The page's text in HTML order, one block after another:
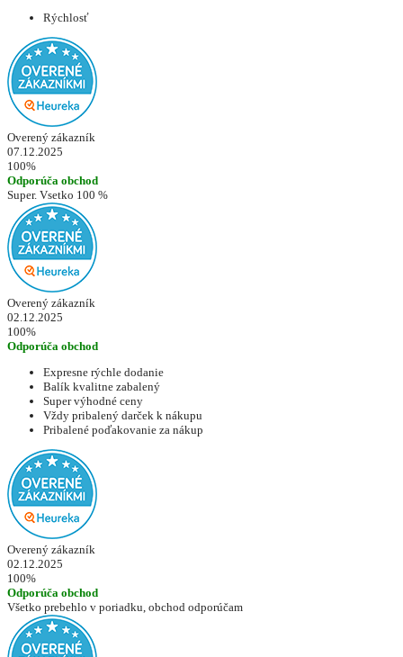
Rýchlosť
Overený zákazník
07.12.2025
100%
Odporúča obchod
Super. Vsetko 100 %
Overený zákazník
02.12.2025
100%
Odporúča obchod
Expresne rýchle dodanie
Balík kvalitne zabalený
Super výhodné ceny
Vždy pribalený darček k nákupu
Pribalené poďakovanie za nákup
Overený zákazník
02.12.2025
100%
Odporúča obchod
Všetko prebehlo v poriadku, obchod odporúčam